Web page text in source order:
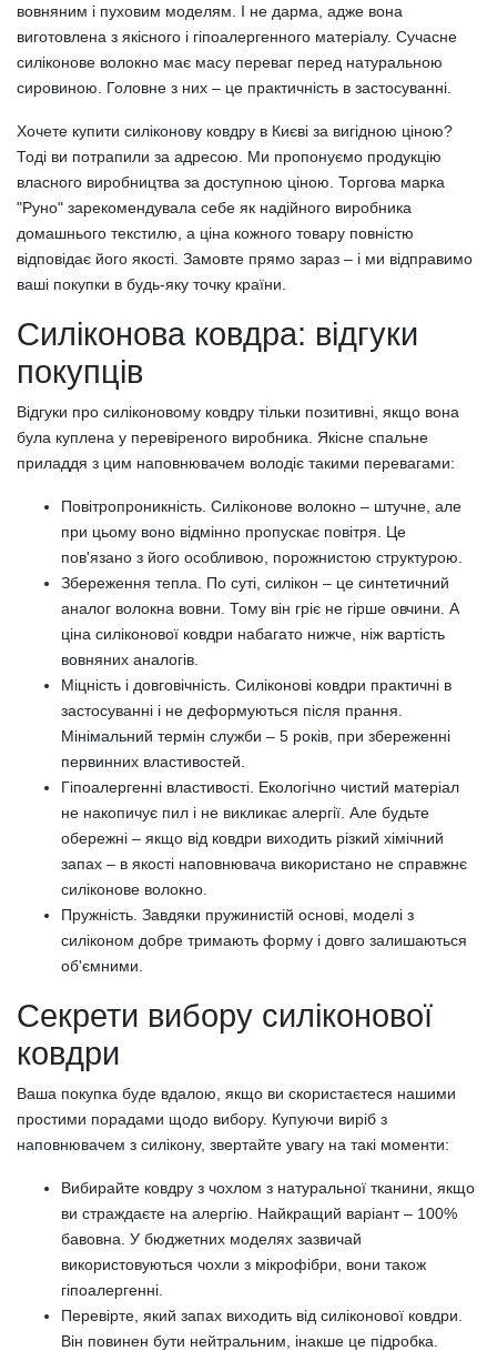
вовняним і пуховим моделям. І не дарма, адже вона
виготовлена з якісного і гіпоалергенного матеріалу. Сучасне
силіконове волокно має масу переваг перед натуральною
сировиною. Головне з них – це практичність в застосуванні.
Хочете купити силіконову ковдру в Києві за вигідною ціною?
Тоді ви потрапили за адресою. Ми пропонуємо продукцію
власного виробництва за доступною ціною. Торгова марка
"Руно" зарекомендувала себе як надійного виробника
домашнього текстилю, а ціна кожного товару повністю
відповідає його якості. Замовте прямо зараз – і ми відправимо
ваші покупки в будь-яку точку країни.
Силіконова ковдра: відгуки
покупців
Відгуки про силіконовому ковдру тільки позитивні, якщо вона
була куплена у перевіреного виробника. Якісне спальне
приладдя з цим наповнювачем володіє такими перевагами:
Повітропроникність. Силіконове волокно – штучне, але
при цьому воно відмінно пропускає повітря. Це
пов'язано з його особливою, порожнистою структурою.
Збереження тепла. По суті, силікон – це синтетичний
аналог волокна вовни. Тому він гріє не гірше овчини. А
ціна силіконової ковдри набагато нижче, ніж вартість
вовняних аналогів.
Міцність і довговічність. Силіконові ковдри практичні в
застосуванні і не деформуються після прання.
Мінімальний термін служби – 5 років, при збереженні
первинних властивостей.
Гіпоалергенні властивості. Екологічно чистий матеріал
не накопичує пил і не викликає алергії. Але будьте
обережні – якщо від ковдри виходить різкий хімічний
запах – в якості наповнювача використано не справжнє
силіконове волокно.
Пружність. Завдяки пружинистій основі, моделі з
силіконом добре тримають форму і довго залишаються
об'ємними.
Секрети вибору силіконової
ковдри
Ваша покупка буде вдалою, якщо ви скористаєтеся нашими
простими порадами щодо вибору. Купуючи виріб з
наповнювачем з силікону, звертайте увагу на такі моменти:
Вибирайте ковдру з чохлом з натуральної тканини, якщо
ви страждаєте на алергію. Найкращий варіант – 100%
бавовна. У бюджетних моделях зазвичай
використовуються чохли з мікрофібри, вони також
гіпоалергенні.
Перевірте, який запах виходить від силіконової ковдри.
Він повинен бути нейтральним, інакше це підробка.